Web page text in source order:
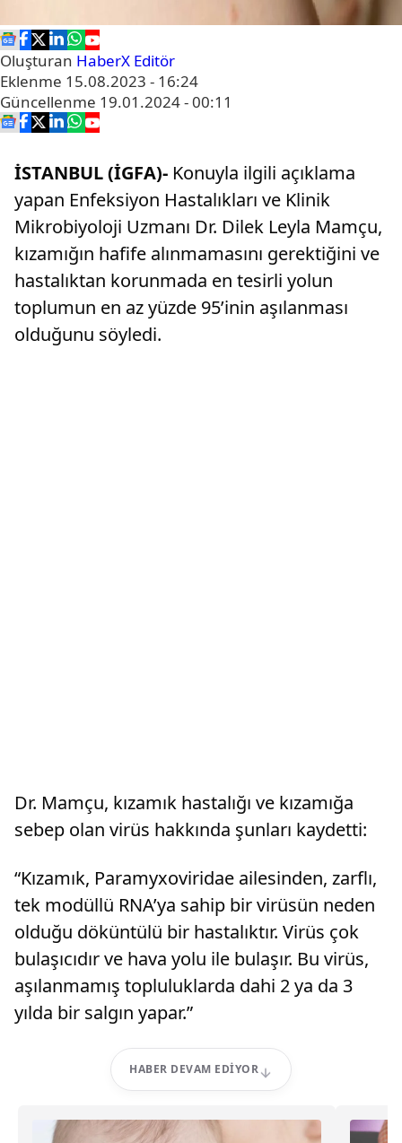
Oluşturan HaberX Editör
Eklenme 15.08.2023 - 16:24
Güncellenme 19.01.2024 - 00:11
İSTANBUL (İGFA)- Konuyla ilgili açıklama
yapan Enfeksiyon Hastalıkları ve Klinik
Mikrobiyoloji Uzmanı Dr. Dilek Leyla Mamçu,
kızamığın hafife alınmamasını gerektiğini ve
hastalıktan korunmada en tesirli yolun
toplumun en az yüzde 95’inin aşılanması
olduğunu söyledi.
Dr. Mamçu, kızamık hastalığı ve kızamığa
sebep olan virüs hakkında şunları kaydetti:
“Kızamık, Paramyxoviridae ailesinden, zarflı,
tek modüllü RNA’ya sahip bir virüsün neden
olduğu döküntülü bir hastalıktır. Virüs çok
bulaşıcıdır ve hava yolu ile bulaşır. Bu virüs,
aşılanmamış topluluklarda dahi 2 ya da 3
yılda bir salgın yapar.”
HABER DEVAM EDIYOR